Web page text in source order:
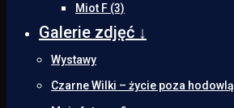
Miot F (3)
Galerie zdjęć ↓
Wystawy
Czarne Wilki – życie poza hodowlą